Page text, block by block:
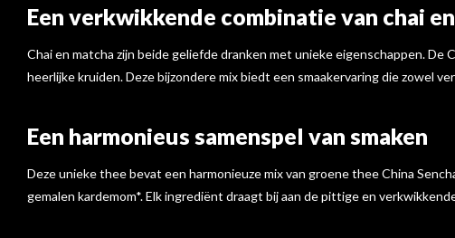
Een verkwikkende combinatie van chai
Chai en matcha zijn beide geliefde dranken met unieke eigenschappen.
heerlijke kruiden. Deze bijzondere mix biedt een smaakervaring die zowel
Een harmonieus samenspel van smaken
Deze unieke thee bevat een harmonieuze mix van groene thee China
gemalen kardemom*. Elk ingrediënt draagt bij aan de pittige en